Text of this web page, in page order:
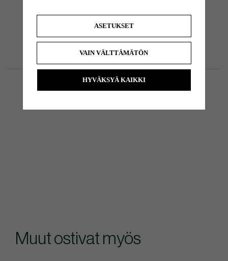
Muut ostivat myös
ASETUKSET
VAIN VÄLTTÄMÄTÖN
HYVÄKSYÄ KAIKKI